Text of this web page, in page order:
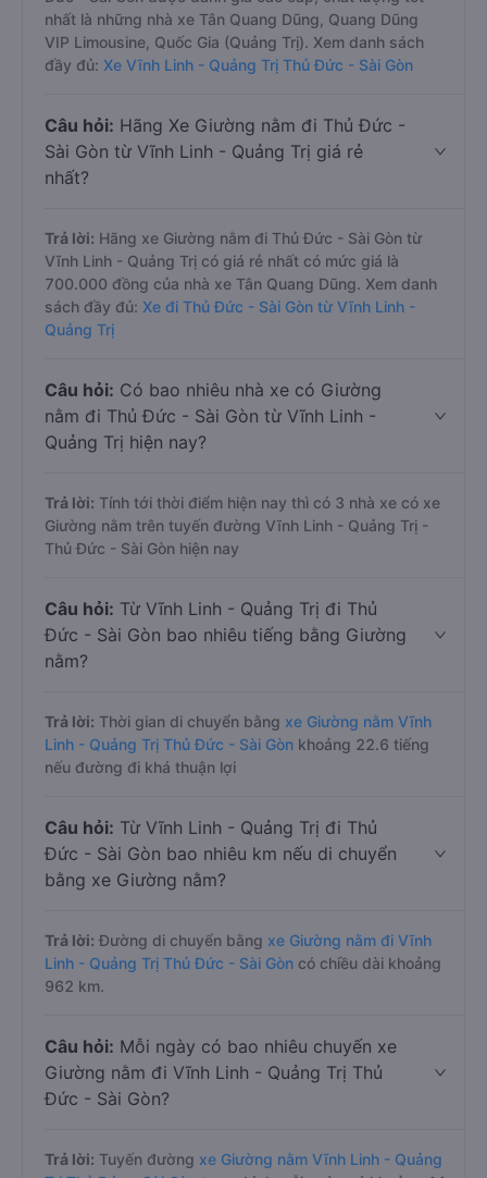
nhất là những nhà xe Tân Quang Dũng, Quang Dũng
VIP Limousine, Quốc Gia (Quảng Trị). Xem danh sách
đầy đủ: Xe Vĩnh Linh - Quảng Trị Thủ Đức - Sài Gòn
Câu hỏi: Hãng Xe Giường nằm đi Thủ Đức -
Sài Gòn từ Vĩnh Linh - Quảng Trị giá rẻ
nhất?
Trả lời: Hãng xe Giường nằm đi Thủ Đức - Sài Gòn từ
Vĩnh Linh - Quảng Trị có giá rẻ nhất có mức giá là
700.000 đồng của nhà xe Tân Quang Dũng. Xem danh
sách đầy đủ: Xe đi Thủ Đức - Sài Gòn từ Vĩnh Linh -
Quảng Trị
Câu hỏi: Có bao nhiêu nhà xe có Giường
nằm đi Thủ Đức - Sài Gòn từ Vĩnh Linh -
Quảng Trị hiện nay?
Trả lời: Tính tới thời điểm hiện nay thì có 3 nhà xe có xe
Giường nằm trên tuyến đường Vĩnh Linh - Quảng Trị -
Thủ Đức - Sài Gòn hiện nay
Câu hỏi: Từ Vĩnh Linh - Quảng Trị đi Thủ
Đức - Sài Gòn bao nhiêu tiếng bằng Giường
nằm?
Trả lời: Thời gian di chuyển bằng xe Giường nằm Vĩnh
Linh - Quảng Trị Thủ Đức - Sài Gòn khoảng 22.6 tiếng
nếu đường đi khá thuận lợi
Câu hỏi: Từ Vĩnh Linh - Quảng Trị đi Thủ
Đức - Sài Gòn bao nhiêu km nếu di chuyển
bằng xe Giường nằm?
Trả lời: Đường di chuyển bằng xe Giường nằm đi Vĩnh
Linh - Quảng Trị Thủ Đức - Sài Gòn có chiều dài khoảng
962 km.
Câu hỏi: Mỗi ngày có bao nhiêu chuyến xe
Giường nằm đi Vĩnh Linh - Quảng Trị Thủ
Đức - Sài Gòn?
Trả lời: Tuyến đường xe Giường nằm Vĩnh Linh - Quảng